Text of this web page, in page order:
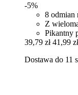
-5%
8 odmian
Z
Pikantny
39,79 zł 41,99 zł
Dostawa do 11